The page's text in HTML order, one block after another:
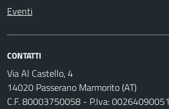
Eventi
CONTATTI
Via Al Castello, 4
14020 Passerano Marmorito (AT)
C.F. 80003750058 - P.Iva: 00264090051